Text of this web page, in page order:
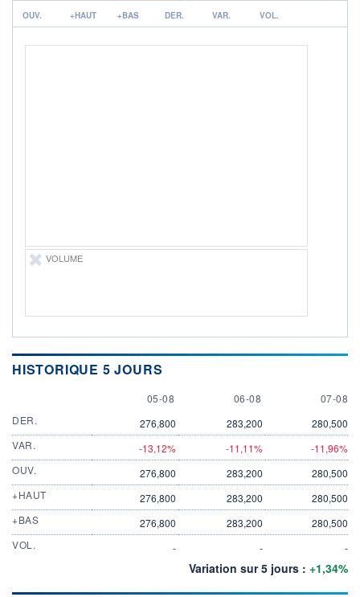
+ PORTEFEUILLE
r
OUV. +HAUT +BAS DER. VAR. VOL.
VOLUME
HISTORIQUE 5 JOURS
5 AUGUST
05-08 6 AUGUST
06-08 7
07-08
DER.
276,800 283,200
280,500
VAR.
-13,12% -11,11%
-11,96%
OUV.
276,800 283,200
280,500
+HAUT
276,800 283,200
280,500
+BAS
276,800 283,200
280,500
VOL.
- - -
Variation sur 5 jours : +1,34%